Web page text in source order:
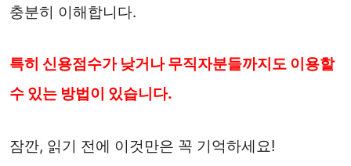
충분히 이해합니다.
특히 신용점수가 낮거나 무직자분들까지도 이용할
수 있는 방법이 있습니다.
잠깐, 읽기 전에 이것만은 꼭 기억하세요!